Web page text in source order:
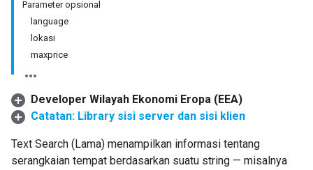
Parameter opsional
language
lokasi
maxprice
Developer Wilayah Ekonomi Eropa (EEA)
Catatan: Library sisi server dan sisi klien
Text Search (Lama) menampilkan informasi tentang
serangkaian tempat berdasarkan suatu string — misalnya